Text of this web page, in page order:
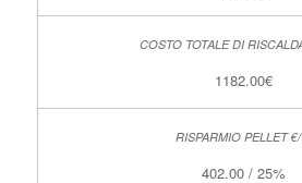
1182.00€
402.00 / 25%